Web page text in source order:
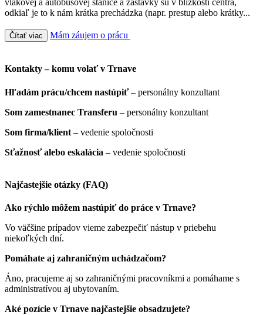
vlakovej a autobusovej stanice a zastávky sú v blízkosti centra,
odkiaľ je to k nám krátka prechádzka (napr. prestup alebo krátky...
Čítať viac Mám záujem o prácu
Kontakty – komu volať v Trnave
Hľadám prácu/chcem nastúpiť– personálny konzultant
Som zamestnanec Transferu – personálny konzultant
Som firma/klient – vedenie spoločnosti
Sťažnosť alebo eskalácia – vedenie spoločnosti
Najčastejšie otázky (FAQ)
Ako rýchlo môžem nastúpiť do práce v Trnave?
Vo väčšine prípadov vieme zabezpečiť nástup v priebehu
niekoľkých dní.
Pomáhate aj zahraničným uchádzačom?
Áno, pracujeme aj so zahraničnými pracovníkmi a pomáhame s
administratívou aj ubytovaním.
Aké pozície v Trnave najčastejšie obsadzujete?